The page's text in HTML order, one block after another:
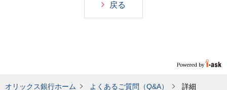
戻る
オリックス銀行ホーム よくあるご質問（Q&A） 詳細